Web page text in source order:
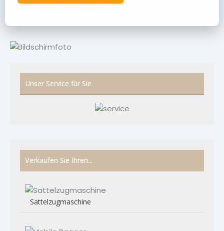
Unser Service für Sie
Verkaufen Sie Ihren...
Sattelzugmaschine